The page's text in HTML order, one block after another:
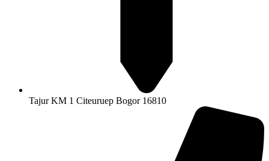
Tajur KM 1 Citeuruep Bogor 16810